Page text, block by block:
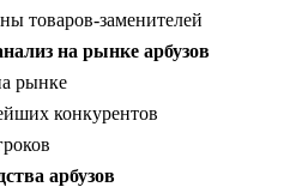
товаров-заменителей
на рынке арбузов
рынке
конкурентов
арбузов